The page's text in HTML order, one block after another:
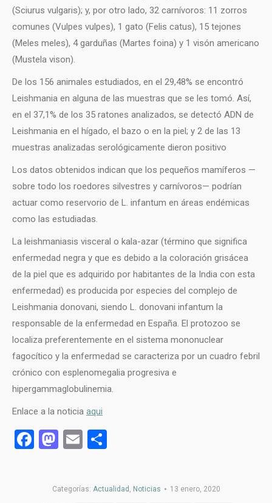
(Sciurus vulgaris); y, por otro lado, 32 carnívoros: 11 zorros
comunes (Vulpes vulpes), 1 gato (Felis catus), 15 tejones
(Meles meles), 4 garduñas (Martes foina) y 1 visón americano
(Mustela vison).
De los 156 animales estudiados, en el 29,48% se encontró
Leishmania en alguna de las muestras que se les tomó. Así,
en el 37,1% de los 35 ratones analizados, se detectó ADN de
Leishmania en el hígado, el bazo o en la piel; y 2 de las 13
muestras analizadas serológicamente dieron positivo
Los datos obtenidos indican que los pequeños mamíferos —
sobre todo los roedores silvestres y carnívoros— podrían
actuar como reservorio de L. infantum en áreas endémicas
como las estudiadas.
La leishmaniasis visceral o kala-azar (término que significa
enfermedad negra y que es debido a la coloración grisácea
de la piel que es adquirido por habitantes de la India con esta
enfermedad) es producida por especies del complejo de
Leishmania donovani, siendo L. donovani infantum la
responsable de la enfermedad en España. El protozoo se
localiza preferentemente en el sistema mononuclear
fagocítico y la enfermedad se caracteriza por un cuadro febril
crónico con esplenomegalia progresiva e
hipergammaglobulinemia.
Enlace a la noticia aqui
Facebook
Mastodon
Email
Categorías: Actualidad , Noticias 13 enero, 2020